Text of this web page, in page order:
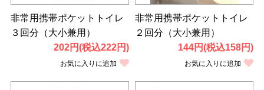
非常用携帯ポケットトイレ
３回分（大小兼用）
202円(税込222円)
お気に入りに追加
非常用携帯ポケットトイレ
２回分（大小兼用）
144円(税込158円)
お気に入りに追加